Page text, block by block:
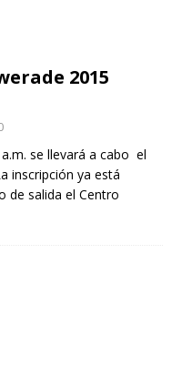
2015
se llevará a cabo el
inscripción ya está
de salida el Centro